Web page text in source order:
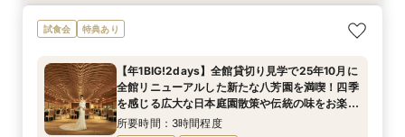
8/14(金)
【ご結婚が決まったばかりのおふたりへ 】「お
顔合わせ」から結婚式当日までトータルサポート
&絶品ローストビーフの豪華試食会付フェア
所要時間：3時間程度
11:00〜
14:00〜
16:00〜
17:00〜
8/14(金)
【時期・招待人数何も決まってなくてもOK 創業
80年の八芳園がおふたりをフルサポート】豪華
所要時間：3時間程度
11:00〜
14:00〜
16:00〜
17:00〜
試食会 特典あり
【年1BIG!2days】全館貸切り見学で25年10月に
全館リニューアルした新たな八芳園を満喫！四季
を感じる広大な日本庭園散策や伝統の味をお楽し
みいただける特別試食会付お悩み相談フェア
所要時間：3時間程度